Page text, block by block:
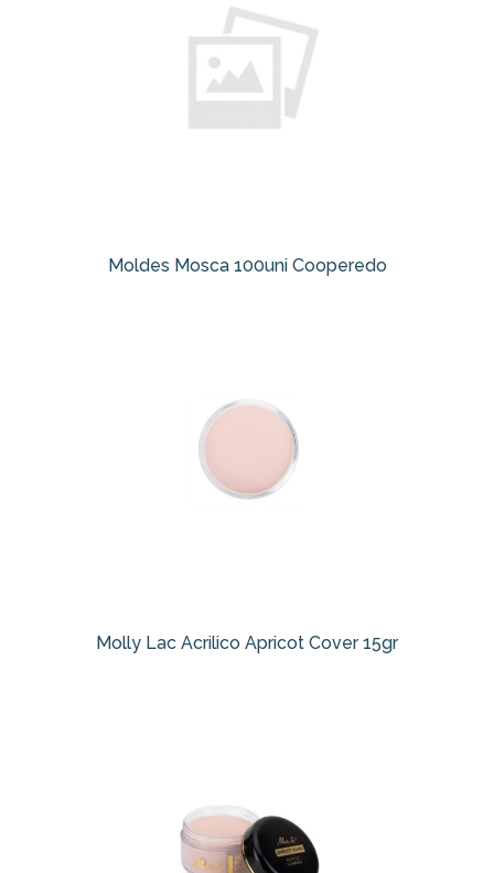
Moldes Mosca 100uni Cooperedo
Molly Lac Acrilico Apricot Cover 15gr